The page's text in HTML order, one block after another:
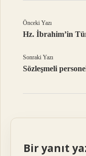
Önceki Yazı
Hz. İbrahim’in
Sonraki Yazı
Sözleşmeli
Bir yanıt